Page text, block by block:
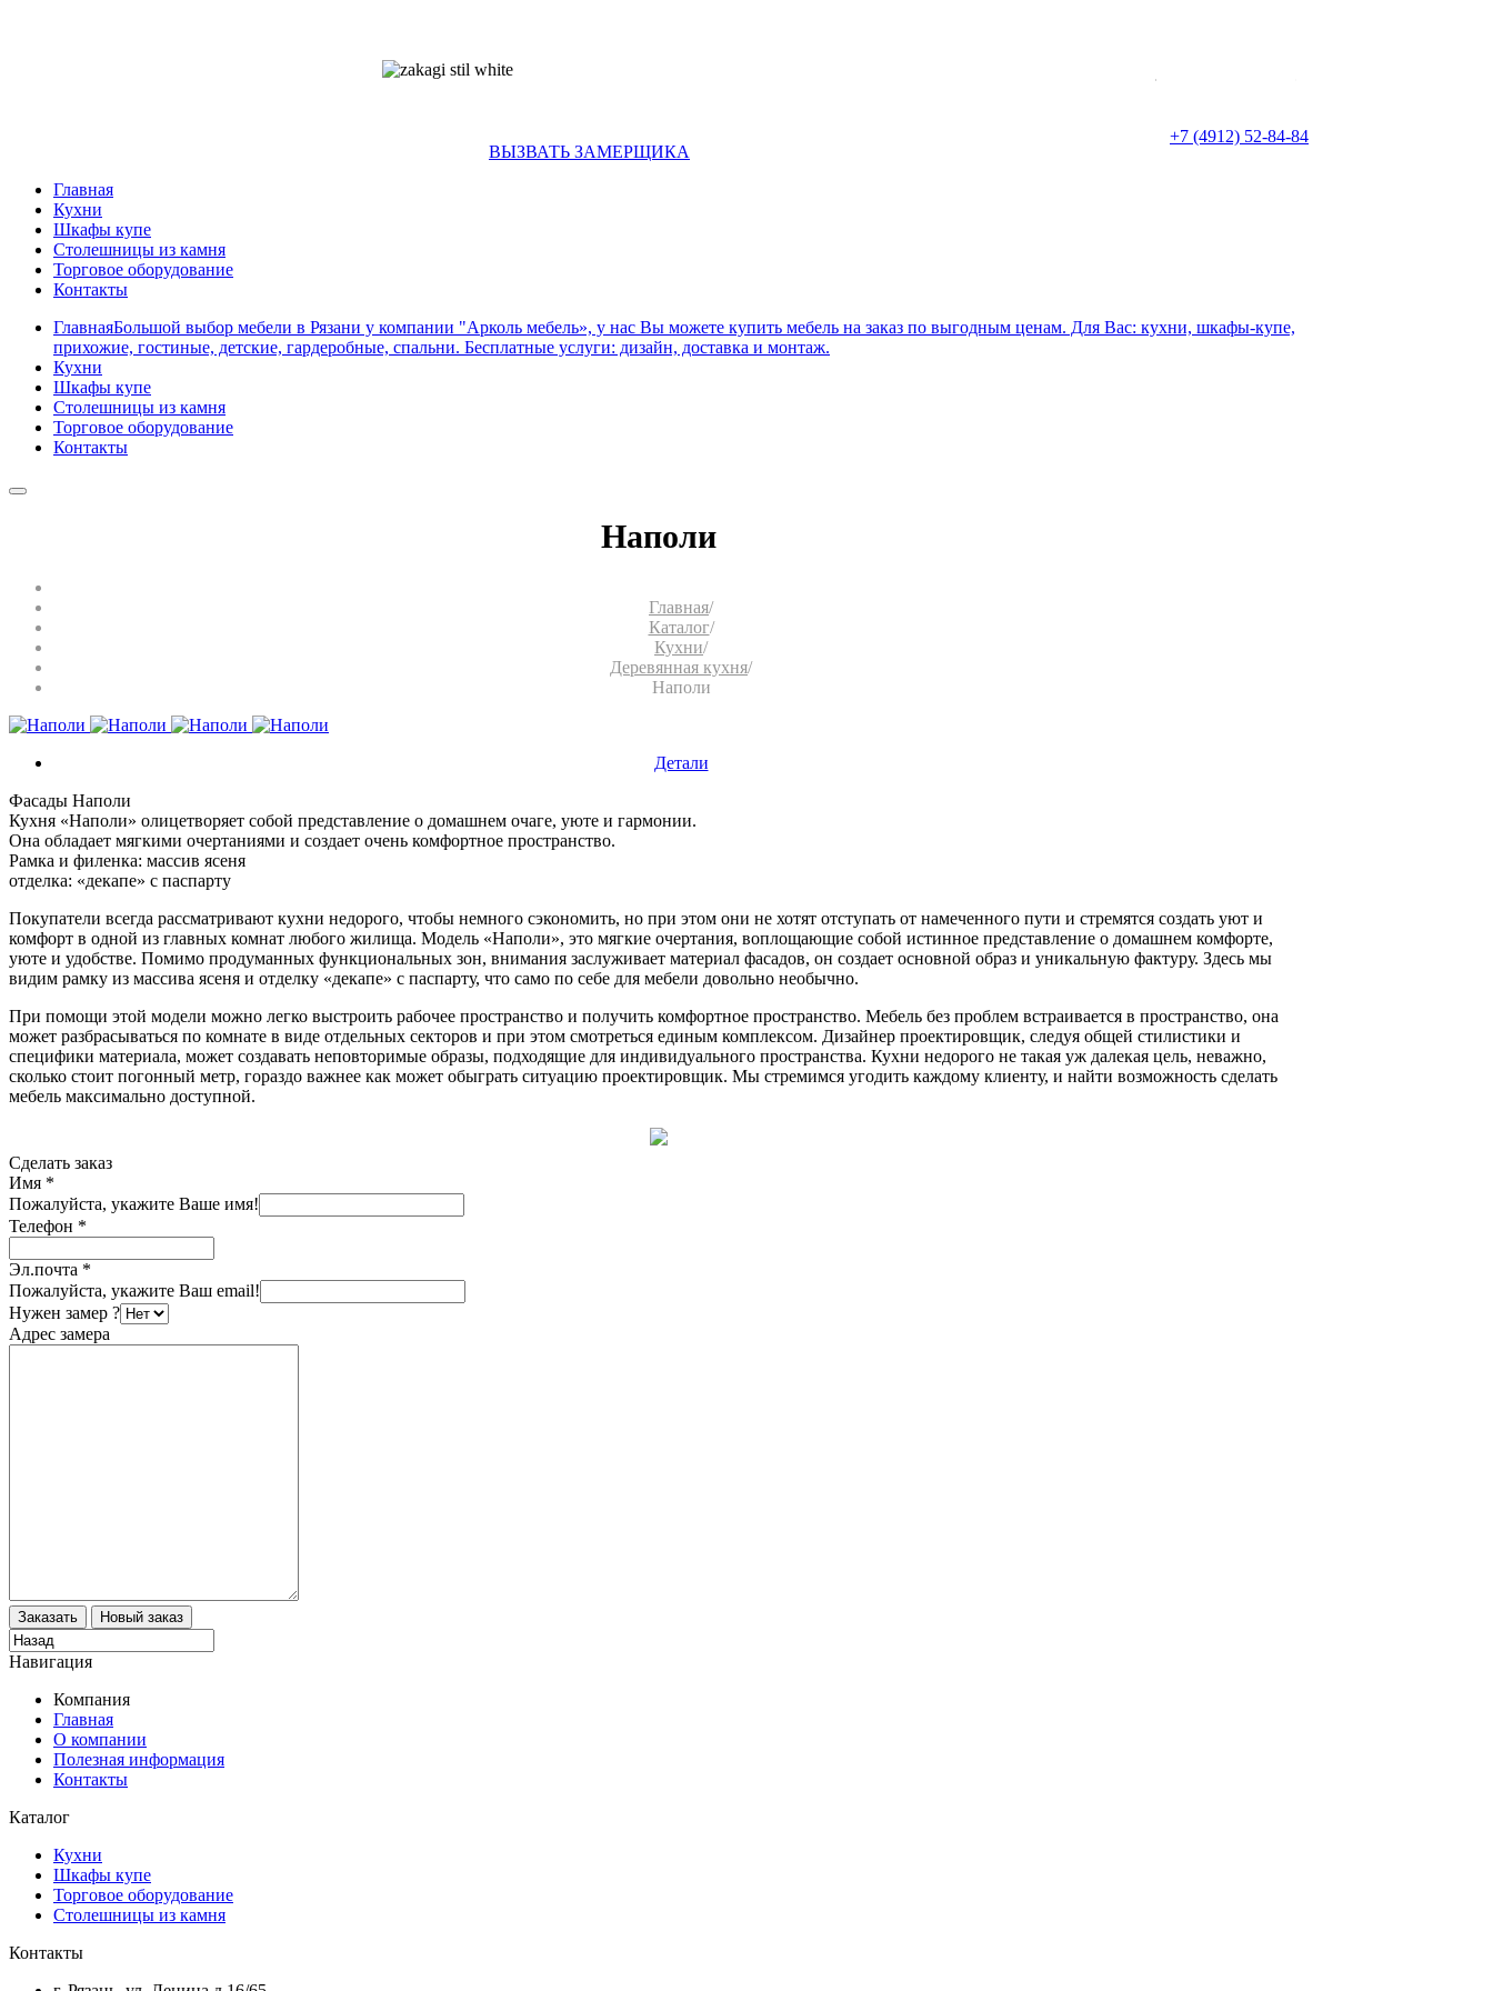
+7 (4912) 52-84-84
ВЫЗВАТЬ ЗАМЕРЩИКА
Главная
Кухни
Шкафы купе
Столешницы из камня
Торговое оборудование
Контакты
ГлавнаяБольшой выбор мебели в Рязани у компании "Арколь мебель», у нас Вы можете купить мебель на заказ по выгодным ценам. Для Вас: кухни, шкафы-купе,
прихожие, гостиные, детские, гардеробные, спальни. Бесплатные услуги: дизайн, доставка и монтаж.
Кухни
Шкафы купе
Столешницы из камня
Торговое оборудование
Контакты
Наполи
Главная/
Каталог/
Кухни/
Деревянная кухня/
Наполи
Детали
Фасады Наполи
Кухня «Наполи» олицетворяет собой представление о домашнем очаге, уюте и гармонии.
Она обладает мягкими очертаниями и создает очень комфортное пространство.
Рамка и филенка: массив ясеня
отделка: «декапе» с паспарту
Покупатели всегда рассматривают кухни недорого, чтобы немного сэкономить, но при этом они не хотят отступать от намеченного пути и стремятся создать уют и
комфорт в одной из главных комнат любого жилища. Модель «Наполи», это мягкие очертания, воплощающие собой истинное представление о домашнем комфорте,
уюте и удобстве. Помимо продуманных функциональных зон, внимания заслуживает материал фасадов, он создает основной образ и уникальную фактуру. Здесь мы
видим рамку из массива ясеня и отделку «декапе» с паспарту, что само по себе для мебели довольно необычно.
При помощи этой модели можно легко выстроить рабочее пространство и получить комфортное пространство. Мебель без проблем встраивается в пространство, она
может разбрасываться по комнате в виде отдельных секторов и при этом смотреться единым комплексом. Дизайнер проектировщик, следуя общей стилистики и
специфики материала, может создавать неповторимые образы, подходящие для индивидуального пространства. Кухни недорого не такая уж далекая цель, неважно,
сколько стоит погонный метр, гораздо важнее как может обыграть ситуацию проектировщик. Мы стремимся угодить каждому клиенту, и найти возможность сделать
мебель максимально доступной.
Сделать заказ
Имя *
Пожалуйста, укажите Ваше имя!
Телефон *
Эл.почта *
Пожалуйста, укажите Ваш email!
Нужен замер ?
Адрес замера
Навигация
Компания
Главная
О компании
Полезная информация
Контакты
Каталог
Кухни
Шкафы купе
Торговое оборудование
Столешницы из камня
Контакты